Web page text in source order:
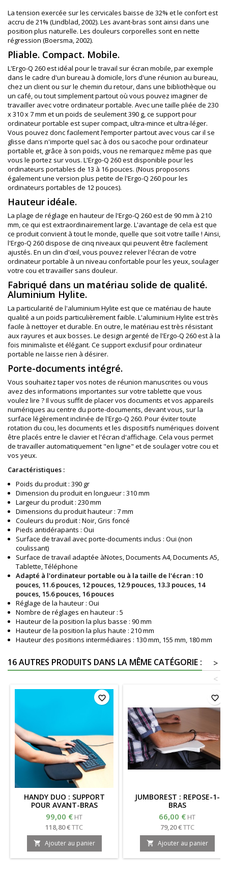
La tension exercée sur les cervicales baisse de 32% et le confort est
accru de 21% (Lindblad, 2002). Les avant-bras sont ainsi dans une
position plus naturelle. Les douleurs corporelles sont en nette
régression (Boersma, 2002).
Pliable. Compact. Mobile.
L'Ergo-Q 260 est idéal pour le travail sur écran mobile, par exemple
dans le cadre d'un bureau à domicile, lors d'une réunion au bureau,
chez un client ou sur le chemin du retour, dans une bibliothèque ou
un café, ou tout simplement partout où vous pouvez imaginer de
travailler avec votre ordinateur portable. Avec une taille pliée de 230
x 310 x 7 mm et un poids de seulement 390 g, ce support pour
ordinateur portable est super compact, ultra-mince et ultra-léger.
Vous pouvez donc facilement l’emporter partout avec vous car il se
glisse dans n'importe quel sac à dos ou sacoche pour ordinateur
portable et, grâce à son poids, vous ne remarquez même pas que
vous le portez sur vous. L'Ergo-Q 260 est disponible pour les
ordinateurs portables de 13 à 16 pouces. (Nous proposons
également une version plus petite de l'Ergo-Q 260 pour les
ordinateurs portables de 12 pouces).
Hauteur idéale.
La plage de réglage en hauteur de l'Ergo-Q 260 est de 90 mm à 210
mm, ce qui est extraordinairement large. L'avantage de cela est que
ce produit convient à tout le monde, quelle que soit votre taille ! Ainsi,
l'Ergo-Q 260 dispose de cinq niveaux qui peuvent être facilement
ajustés. En un clin d'œil, vous pouvez relever l'écran de votre
ordinateur portable à un niveau confortable pour les yeux, soulager
votre cou et travailler sans douleur.
Fabriqué dans un matériau solide de qualité.
Aluminium Hylite.
La particularité de l'aluminium Hylite est que ce matériau de haute
qualité a un poids particulièrement faible. L'aluminium Hylite est très
facile à nettoyer et durable. En outre, le matériau est très résistant
aux rayures et aux bosses. Le design argenté de l'Ergo-Q 260 est à la
fois minimaliste et élégant. Ce support exclusif pour ordinateur
portable ne laisse rien à désirer.
Porte-documents intégré.
Vous souhaitez taper vos notes de réunion manuscrites ou vous
avez des informations importantes sur votre tablette que vous
voulez lire ? Il vous suffit de placer vos documents et vos appareils
numériques au centre du porte-documents, devant vous, sur la
surface légèrement inclinée de l'Ergo-Q 260. Pour éviter toute
rotation du cou, les documents et les dispositifs numériques doivent
être placés entre le clavier et l'écran d'affichage. Cela vous permet
de travailler automatiquement "en ligne" et de soulager votre cou et
vos yeux.
Caractéristiques :
Poids du produit : 390 gr
Dimension du produit en longueur : 310 mm
Largeur du produit : 230 mm
Dimensions du produit hauteur : 7 mm
Couleurs du produit : Noir, Gris foncé
Pieds antidérapants : Oui
Surface de travail avec porte-documents inclus : Oui (non
coulissant)
Surface de travail adaptée àNotes, Documents A4, Documents A5,
Tablette, Téléphone
Adapté à l'ordinateur portable ou à la taille de l'écran : 10
pouces, 11.6 pouces, 12 pouces, 12.9 pouces, 13.3 pouces, 14
pouces, 15.6 pouces, 16 pouces
Réglage de la hauteur : Oui
Nombre de réglages en hauteur : 5
Hauteur de la position la plus basse : 90 mm
Hauteur de la position la plus haute : 210 mm
Hauteur des positions intermédiaires : 130 mm, 155 mm, 180 mm
16 AUTRES PRODUITS DANS LA MÊME CATÉGORIE :
>
<
HANDY DUO : SUPPORT
POUR AVANT-BRAS
99,00 € HT
118,80 €TTC
 Ajouter au panier
favorite_border
JUMBOREST : REPOSE-1-
BRAS
66,00 € HT
79,20 €TTC
 Ajouter au panier
favorite_border